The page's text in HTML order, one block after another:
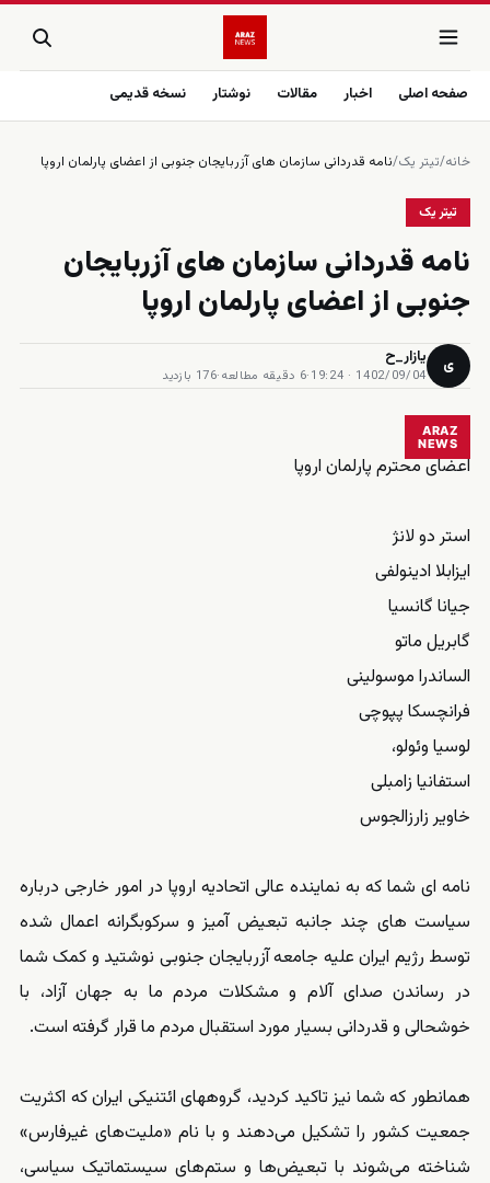
صفحه اصلی اخبار مقالات نوشتار نسخه قدیمی
خانه/تیتر یک/نامه قدردانی سازمان های آزربایجان جنوبی از اعضای پارلمان اروپا
تیتر یک
نامه قدردانی سازمان های آزربایجان
جنوبی از اعضای پارلمان اروپا
ی یازار_ح
1402/09/04 · 19:24
·6 دقیقه مطالعه ·176 بازدید
ARAZ
NEWS
اعضای محترم پارلمان اروپا
استر دو لانژ
ایزابلا ادینولفی
جیانا گانسیا
گابریل ماتو
الساندرا موسولینی
فرانچسکا پپوچی
لوسیا وئولو،
استفانیا زامبلی
خاویر زارزالجوس
نامه ای شما که به نماینده عالی اتحادیه اروپا در امور خارجی درباره
سیاست های چند جانبه تبعیض آمیز و سرکوبگرانه اعمال شده
توسط رژیم ایران علیه جامعه آزربایجان جنوبی نوشتید و کمک شما
در رساندن صدای آلام و مشکلات مردم ما به جهان آزاد، با
خوشحالی و قدردانی بسیار مورد استقبال مردم ما قرار گرفته است.
همانطور که شما نیز تاکید کردید، گروههای ائتنیکی ایران که اکثریت
جمعیت کشور را تشکیل می‌دهند و با نام «ملیت‌های غیرفارس»
شناخته می‌شوند با تبعیض‌ها و ستم‌های سیستماتیک سیاسی،